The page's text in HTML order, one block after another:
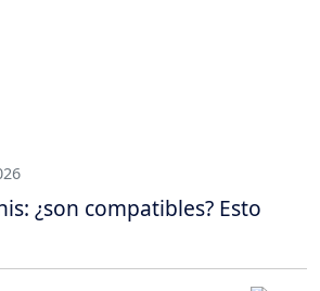
¿son compatibles? Esto